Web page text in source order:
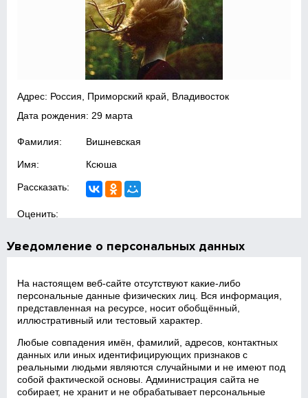
Адрес: Россия, Приморский край, Владивосток
Дата рождения: 29 марта
Фамилия: Вишневская
Имя: Ксюша
Рассказать:
Оценить:
Уведомление о персональных данных
На настоящем веб‑сайте отсутствуют какие‑либо
персональные данные физических лиц. Вся информация,
представленная на ресурсе, носит обобщённый,
иллюстративный или тестовый характер.
Любые совпадения имён, фамилий, адресов, контактных
данных или иных идентифицирующих признаков с
реальными людьми являются случайными и не имеют под
собой фактической основы. Администрация сайта не
собирает, не хранит и не обрабатывает персональные